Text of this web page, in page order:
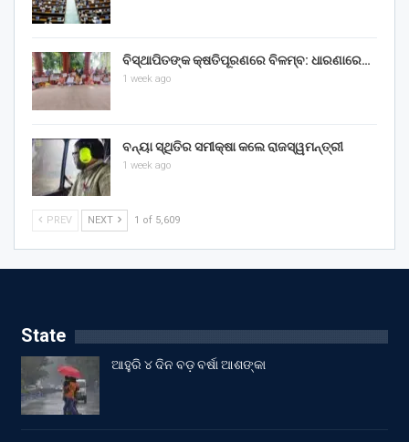
ବିସ୍ଥାପିତଙ୍କ କ୍ଷତିପୂରଣରେ ବିଳମ୍ବ: ଧାରଣାରେ…
1 week ago
ବନ୍ୟା ସ୍ଥିତିର ସମୀକ୍ଷା କଲେ ରାଜସ୍ୱମନ୍ତ୍ରୀ
1 week ago
PREV NEXT 1 of 5,609
State
ଆହୁରି ୪ ଦିନ ବଡ଼ ବର୍ଷା ଆଶଙ୍କା